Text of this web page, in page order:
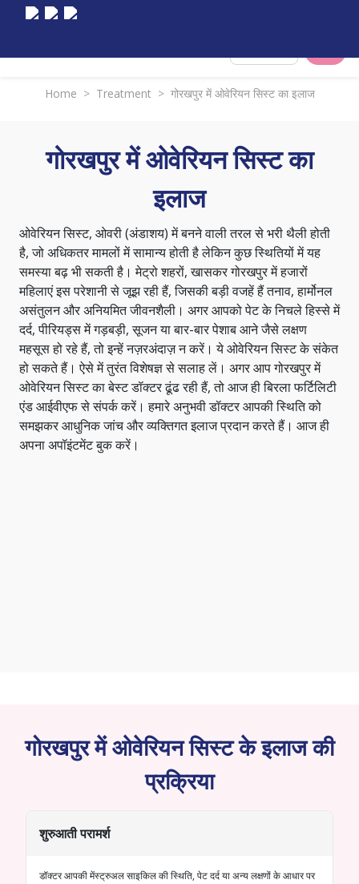
Home > Treatment > गोरखपुर में ओवेरियन सिस्ट का इलाज
गोरखपुर में ओवेरियन सिस्ट का
इलाज
ओवेरियन सिस्ट, ओवरी (अंडाशय) में बनने वाली तरल से भरी थैली होती
है, जो अधिकतर मामलों में सामान्य होती है लेकिन कुछ स्थितियों में यह
समस्या बढ़ भी सकती है। मेट्रो शहरों, खासकर गोरखपुर में हजारों
महिलाएं इस परेशानी से जूझ रही हैं, जिसकी बड़ी वजहें हैं तनाव, हार्मोनल
असंतुलन और अनियमित जीवनशैली। अगर आपको पेट के निचले हिस्से में
दर्द, पीरियड्स में गड़बड़ी, सूजन या बार-बार पेशाब आने जैसे लक्षण
महसूस हो रहे हैं, तो इन्हें नज़रअंदाज़ न करें। ये ओवेरियन सिस्ट के संकेत
हो सकते हैं। ऐसे में तुरंत विशेषज्ञ से सलाह लें। अगर आप गोरखपुर में
ओवेरियन सिस्ट का बेस्ट डॉक्टर ढूंढ रही हैं, तो आज ही बिरला फर्टिलिटी
एंड आईवीएफ से संपर्क करें। हमारे अनुभवी डॉक्टर आपकी स्थिति को
समझकर आधुनिक जांच और व्यक्तिगत इलाज प्रदान करते हैं। आज ही
अपना अपॉइंटमेंट बुक करें।
गोरखपुर में ओवेरियन सिस्ट के इलाज की
प्रक्रिया
शुरुआती परामर्श
डॉक्टर आपकी मेंस्ट्रुअल साइकिल की स्थिति, पेट दर्द या अन्य लक्षणों के आधार पर